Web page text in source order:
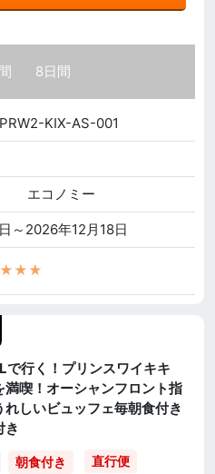
8日間
KIX-AS-001
エコノミー
～2026年12月18日
で行く！プリンスワイキキ
満喫！オーシャンフロント指
しいビュッフェ毎朝食付き
き
朝食付き 直行便